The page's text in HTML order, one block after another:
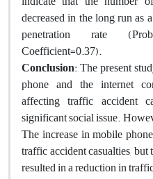
decreased in the long run as
penetration rate
Coefficient=0.37).
Conclusion: The present
phone and the internet
affecting traffic accident
significant social issue.
The increase in mobile
traffic accident casualties,
resulted in a reduction in